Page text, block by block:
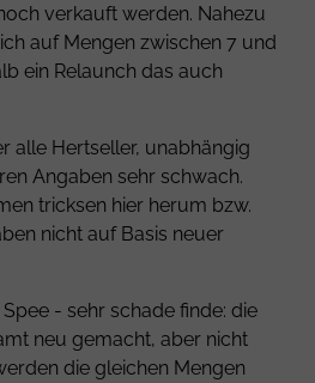
verkauft werden. Nahezu
auf Mengen zwischen 7 und
ein Relaunch das auch
alle Hertseller, unabhängig
Angaben sehr schwach.
tricksen hier herum bzw.
nicht auf Basis neuer
- sehr schade finde: die
neu gemacht, aber nicht
die gleichen Mengen